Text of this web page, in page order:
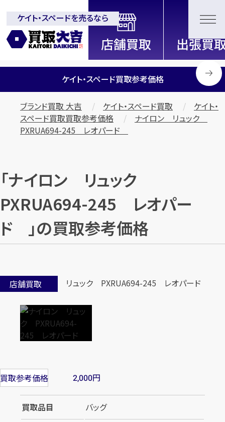
全国2200店舗以上展開中！ 信頼と実績の買取専門店「買取大
吉」
ケイト・スペードを売るなら
ケイト・スペード買取参考価格
ブランド買取 大吉 ケイト・スペード買取
ケイト・
スペード買取買取参考価格
ナイロン リュック
PXRUA694-245 レオパード
「ナイロン リュック
PXRUA694-245 レオパー
ド 」の買取参考価格
店舗買取
買取参考価格 2,000円
買取品目
バッグ